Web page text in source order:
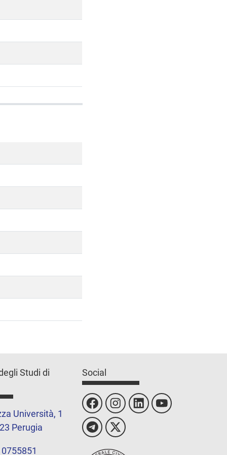
Studi di
Università, 1
Perugia
Social